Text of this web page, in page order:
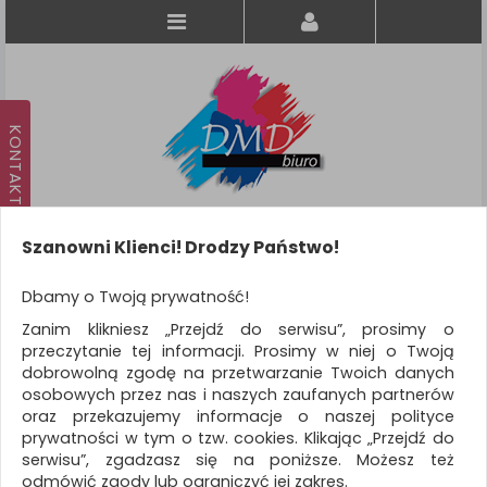
KATEGORIE
WSZYSTKIE KATEGORIE
FILTRY
Więcej
Szanowni Klienci! Drodzy Państwo!
Dbamy o Twoją prywatność!
Zanim klikniesz „Przejdź do serwisu”, prosimy o
przeczytanie tej informacji. Prosimy w niej o Twoją
dobrowolną zgodę na przetwarzanie Twoich danych
osobowych przez nas i naszych zaufanych partnerów
oraz przekazujemy informacje o naszej polityce
prywatności w tym o tzw. cookies. Klikając „Przejdź do
serwisu”, zgadzasz się na poniższe. Możesz też
odmówić zgody lub ograniczyć jej zakres.